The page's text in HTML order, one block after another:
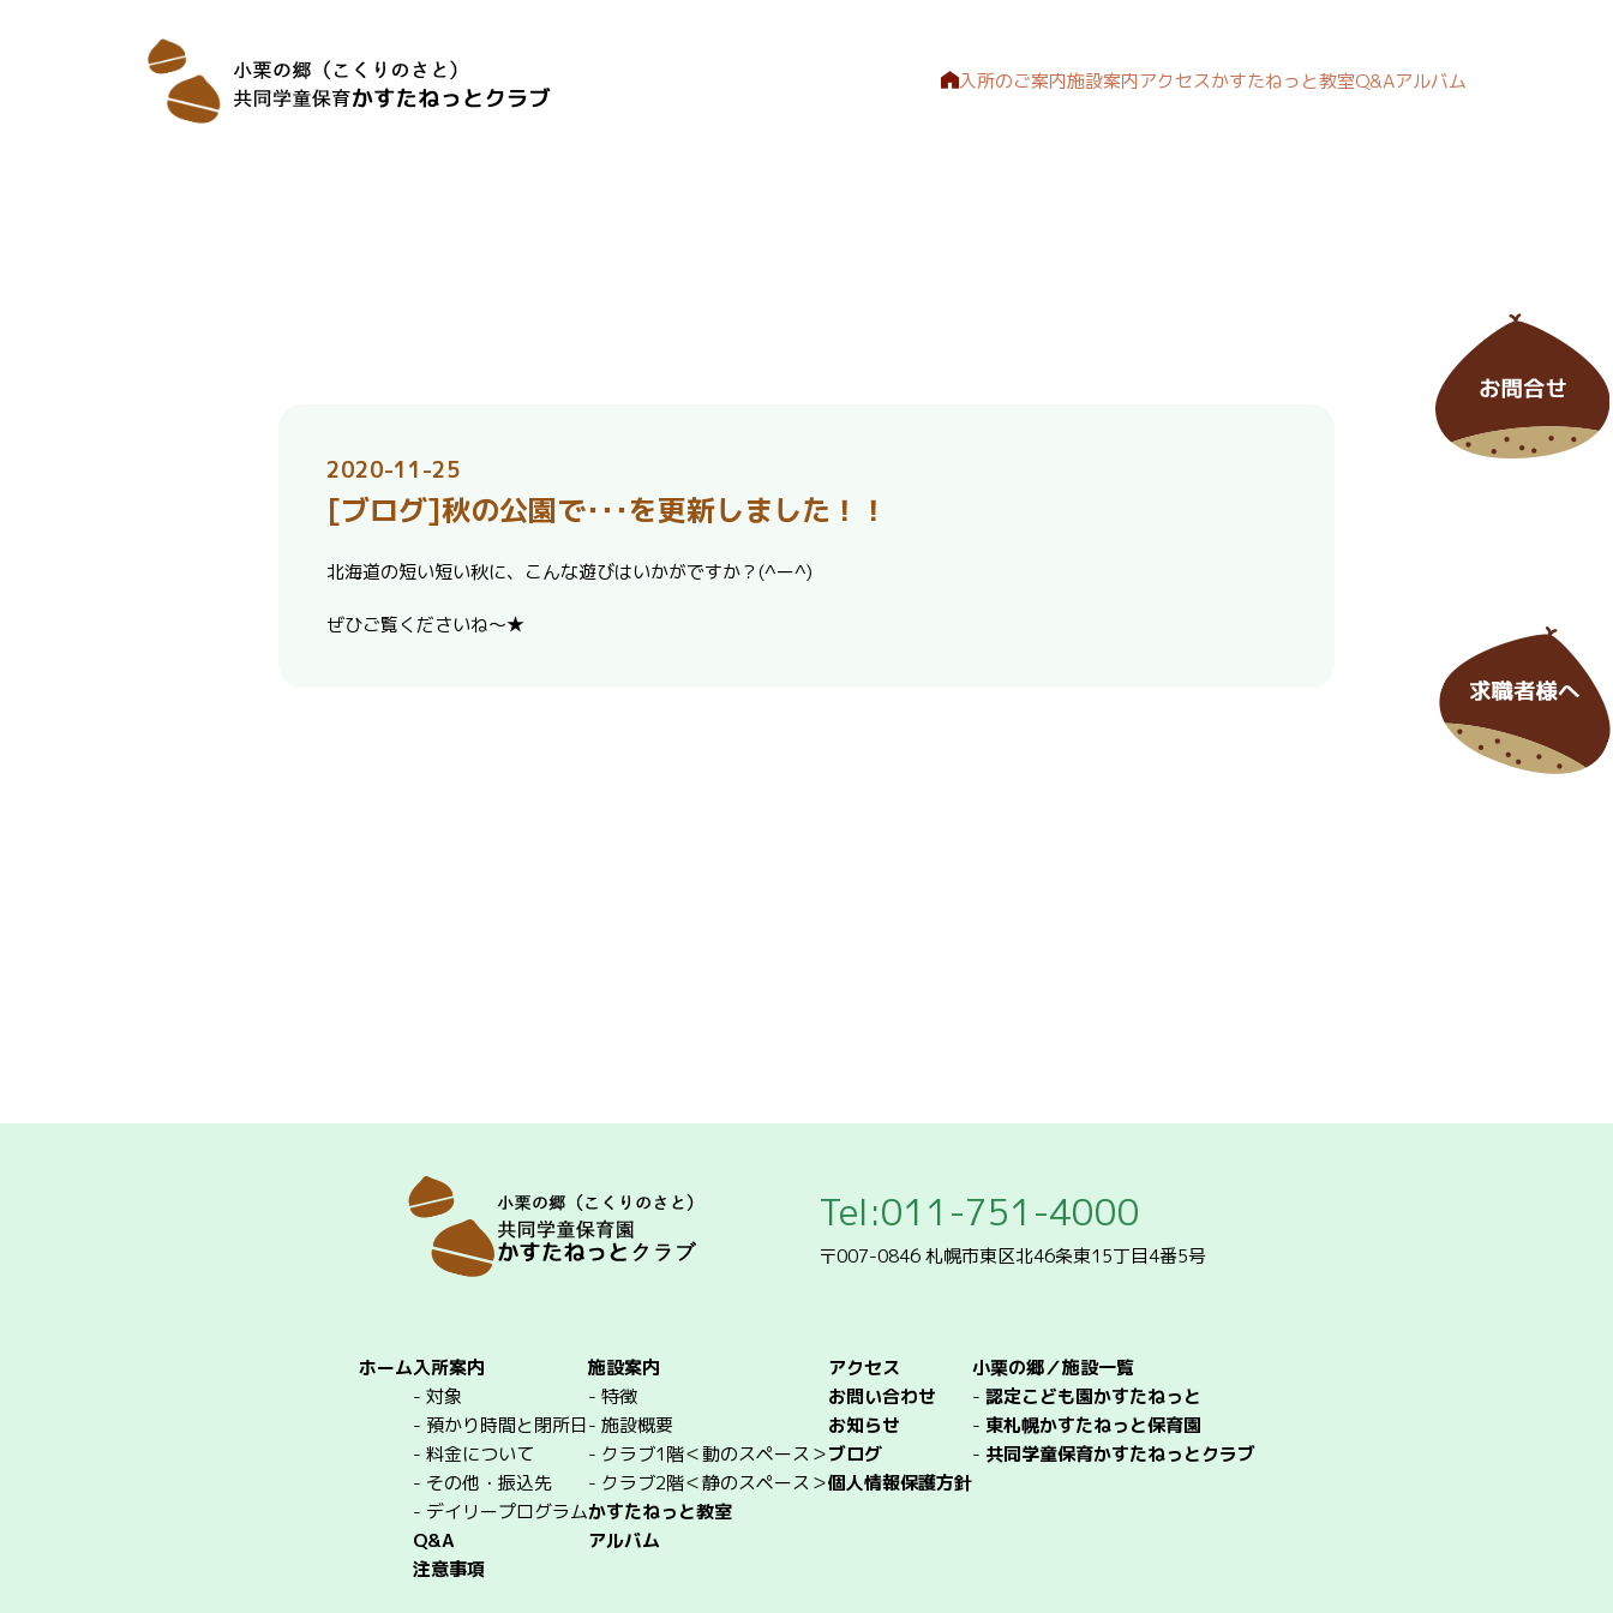
入所のご案内施設案内アクセスかすたねっと教室Q&Aアルバム
2020-11-25
[ブログ]秋の公園で･･･を更新しました！！
北海道の短い短い秋に、こんな遊びはいかがですか？(^ー^)
ぜひご覧くださいね～★
Tel:011-751-4000
〒007-0846 札幌市東区北46条東15丁目4番5号
ホーム入所案内
- 対象
- 預かり時間と閉所日
- 料金について
- その他・振込先
- デイリープログラム
Q&A
注意事項
施設案内
- 特徴
- 施設概要
- クラブ1階＜動のスペース＞
- クラブ2階＜静のスペース＞
かすたねっと教室
アルバム
アクセス
お問い合わせ
お知らせ
ブログ
個人情報保護方針
小栗の郷／施設一覧
- 認定こども園かすたねっと
- 東札幌かすたねっと保育園
- 共同学童保育かすたねっとクラブ